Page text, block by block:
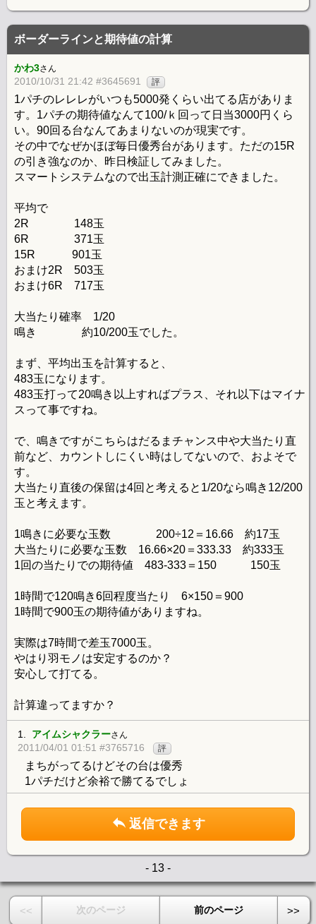
ボーダーラインと期待値の計算
かわ3さん
2010/10/31 21:42 #3645691 評
1パチのレレレがいつも5000発くらい出てる店がありま
す。1パチの期待値なんて100/ｋ回って日当3000円くら
い。90回る台なんてあまりないのが現実です。
その中でなぜかほぼ毎日優秀台があります。ただの15R
の引き強なのか、昨日検証してみました。
スマートシステムなので出玉計測正確にできました。
平均で
2R 148玉
6R 371玉
15R 901玉
おまけ2R 503玉
おまけ6R 717玉
大当たり確率 1/20
鳴き 約10/200玉でした。
まず、平均出玉を計算すると、
483玉になります。
483玉打って20鳴き以上すればプラス、それ以下はマイナ
スって事ですね。
で、鳴きですがこちらはだるまチャンス中や大当たり直
前など、カウントしにくい時はしてないので、およそで
す。
大当たり直後の保留は4回と考えると1/20なら鳴き12/200
玉と考えます。
1鳴きに必要な玉数 200÷12＝16.66 約17玉
大当たりに必要な玉数 16.66×20＝333.33 約333玉
1回の当たりでの期待値 483-333＝150 150玉
1時間で120鳴き6回程度当たり 6×150＝900
1時間で900玉の期待値がありますね。
実際は7時間で差玉7000玉。
やはり羽モノは安定するのか？
安心して打てる。
計算違ってますか？
1. アイムシャクラーさん
2011/04/01 01:51 #3765716 評
まちがってるけどその台は優秀
1パチだけど余裕で勝てるでしょ
返信できます
- 13 -
<< 次のページ 前のページ >>